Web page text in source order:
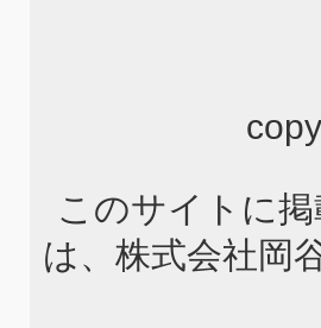
このサイトに
は、株式会社岡